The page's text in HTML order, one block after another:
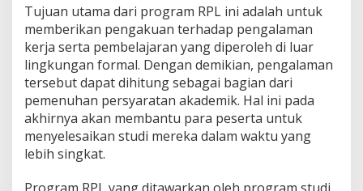
r
g
r
a
m
R
P
L
T
e
Tujuan utama dari program RPL ini adalah untuk
memberikan pengakuan terhadap pengalaman
kerja serta pembelajaran yang diperoleh di luar
lingkungan formal. Dengan demikian, pengalaman
tersebut dapat dihitung sebagai bagian dari
pemenuhan persyaratan akademik. Hal ini pada
akhirnya akan membantu para peserta untuk
menyelesaikan studi mereka dalam waktu yang
lebih singkat.